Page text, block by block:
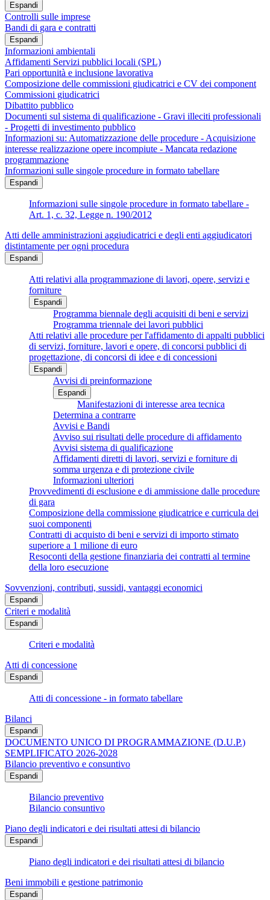
Espandi
Controlli sulle imprese
Bandi di gara e contratti
Espandi
Informazioni ambientali
Affidamenti Servizi pubblici locali (SPL)
Pari opportunità e inclusione lavorativa
Composizione delle commissioni giudicatrici e CV dei component
Commissioni giudicatrici
Dibattito pubblico
Documenti sul sistema di qualificazione - Gravi illeciti professionali
- Progetti di investimento pubblico
Informazioni su: Automatizzazione delle procedure - Acquisizione
interesse realizzazione opere incompiute - Mancata redazione
programmazione
Informazioni sulle singole procedure in formato tabellare
Espandi
Informazioni sulle singole procedure in formato tabellare -
Art. 1, c. 32, Legge n. 190/2012
Atti delle amministrazioni aggiudicatrici e degli enti aggiudicatori
distintamente per ogni procedura
Espandi
Atti relativi alla programmazione di lavori, opere, servizi e
forniture
Espandi
Programma biennale degli acquisiti di beni e servizi
Programma triennale dei lavori pubblici
Atti relativi alle procedure per l'affidamento di appalti pubblici
di servizi, forniture, lavori e opere, di concorsi pubblici di
progettazione, di concorsi di idee e di concessioni
Espandi
Avvisi di preinformazione
Espandi
Manifestazioni di interesse area tecnica
Determina a contrarre
Avvisi e Bandi
Avviso sui risultati delle procedure di affidamento
Avvisi sistema di qualificazione
Affidamenti diretti di lavori, servizi e forniture di
somma urgenza e di protezione civile
Informazioni ulteriori
Provvedimenti di esclusione e di ammissione dalle procedure
di gara
Composizione della commissione giudicatrice e curricula dei
suoi componenti
Contratti di acquisto di beni e servizi di importo stimato
superiore a 1 milione di euro
Resoconti della gestione finanziaria dei contratti al termine
della loro esecuzione
Sovvenzioni, contributi, sussidi, vantaggi economici
Espandi
Criteri e modalità
Espandi
Criteri e modalità
Atti di concessione
Espandi
Atti di concessione - in formato tabellare
Bilanci
Espandi
DOCUMENTO UNICO DI PROGRAMMAZIONE (D.U.P.)
SEMPLIFICATO 2026-2028
Bilancio preventivo e consuntivo
Espandi
Bilancio preventivo
Bilancio consuntivo
Piano degli indicatori e dei risultati attesi di bilancio
Espandi
Piano degli indicatori e dei risultati attesi di bilancio
Beni immobili e gestione patrimonio
Espandi